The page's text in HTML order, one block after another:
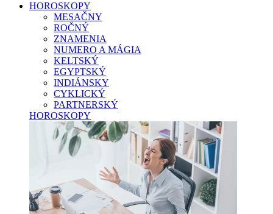
HOROSKOPY
MESAČNY
ROČNÝ
ZNAMENIA
NUMERO A MÁGIA
KELTSKÝ
EGYPTSKÝ
INDIÁNSKY
CYKLICKÝ
PARTNERSKÝ
HOROSKOPY